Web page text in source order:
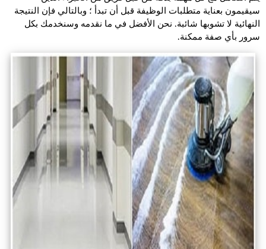
سيقيمون بعناية متطلبات الوظيفة قبل أن تبدأ ؛ وبالتالي فإن النتيجة
النهائية لا تشوبها شائبة. نحن الأفضل في ما نقدمه وسنخدمك بكل
سرور بأي صفة ممكنة.